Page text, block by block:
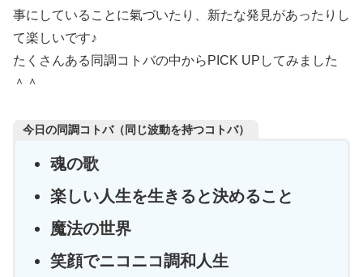
事にしていることに氣づいたり、新たな発見があったりし
て楽しいです♪
たくさんある同調コトバの中からPICK UPしてみました
＾＾
今日の同調コトバ（同じ波動を持つコトバ）
魂の歌
楽しい人生を生きると決めること
魔法の世界
笑顔でニコニコ調和人生